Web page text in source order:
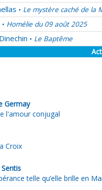
• Le mystère caché de la
• Homélie du 09 août 2025
• Le Baptême
Germay
l'amour conjugal
Croix
telle qu’elle brille en